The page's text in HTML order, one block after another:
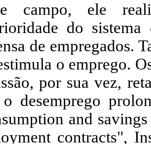
campo, ele
do
de empregados.
o emprego.
por sua vez,
desemprego
and
contracts",